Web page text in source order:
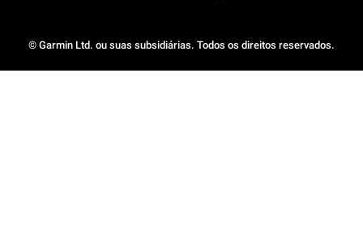
© Garmin Ltd. ou suas subsidiárias. Todos os direitos reservados.